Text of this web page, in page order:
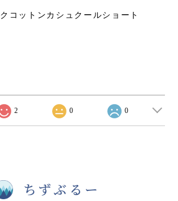
コットンカシュクールショート
2 0 0